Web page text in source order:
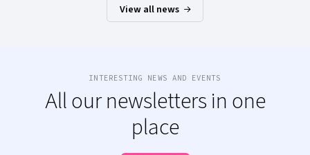
View all news
INTERESTING NEWS AND EVENTS
All our newsletters in one
place